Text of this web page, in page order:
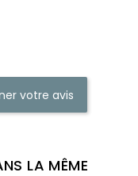
votre avis
LA MÊME